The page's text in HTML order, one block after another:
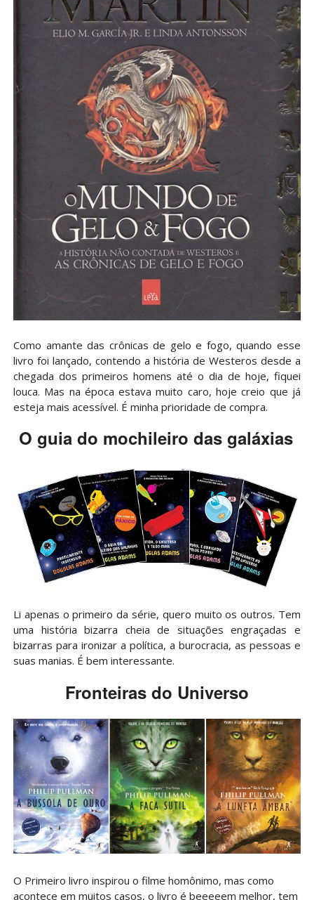
Como amante das crônicas de gelo e fogo, quando esse
livro foi lançado, contendo a história de Westeros desde a
chegada dos primeiros homens até o dia de hoje, fiquei
louca. Mas na época estava muito caro, hoje creio que já
esteja mais acessível. É minha prioridade de compra.
O guia do mochileiro das galáxias
Li apenas o primeiro da série, quero muito os outros. Tem
uma história bizarra cheia de situações engraçadas e
bizarras para ironizar a política, a burocracia, as pessoas e
suas manias. É bem interessante.
Fronteiras do Universo
O Primeiro livro inspirou o filme homônimo, mas como
acontece em muitos casos, o livro é beeeeem melhor, tem